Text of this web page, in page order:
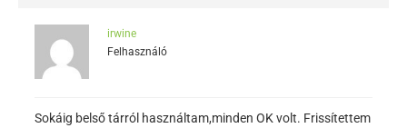
irwine
Felhasználó
Sokáig belső tárról használtam,minden OK volt. Frissítettem